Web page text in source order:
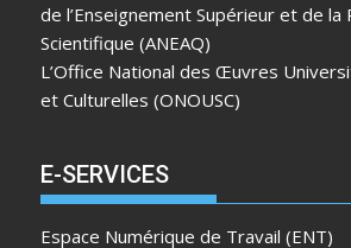
de l’Enseignement Supérieur et de la
Scientifique (ANEAQ)
L’Office National des Œuvres
et Culturelles (ONOUSC)
E-SERVICES
Espace Numérique de Travail (ENT)